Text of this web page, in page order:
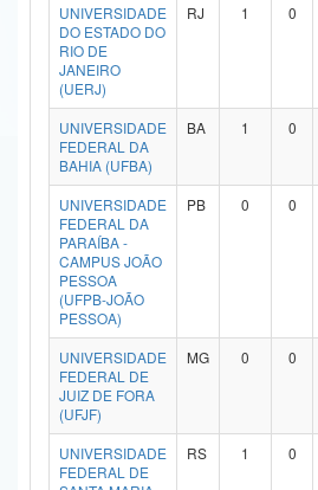
Secretaria de Governo
Gabinete de Segurança Institucional
Advocacia-Geral da União
Banco Central do Brasil
UNIVERSIDADE
DO ESTADO DO
RIO DE
JANEIRO
(UERJ)
RJ 1 0
UNIVERSIDADE
FEDERAL DA
BAHIA (UFBA)
BA 1 0
UNIVERSIDADE
FEDERAL DA
PARAÍBA -
CAMPUS JOÃO
PESSOA
(UFPB-JOÃO
PESSOA)
PB 0 0
UNIVERSIDADE
FEDERAL DE
JUIZ DE FORA
(UFJF)
MG 0 0
UNIVERSIDADE
FEDERAL DE
RS 1 0